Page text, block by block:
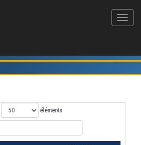
- ESPOIR POUR LUCA - Agde
éléments